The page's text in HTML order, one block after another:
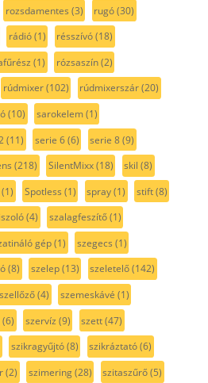
rozsdamentes (3) rugó(30)
rádió(1) résszívó(18)
(1) rózsaszín(2)
rúdmixer(102) rúdmixerszár(20)
(10) sarokelem(1)
(11) serie 6(6) serie 8(9)
(218) SilentMixx(18) skil (8)
(1) Spotless (1) spray(1) stift(8)
(4) szalagfeszítő(1)
gép(1) szegecs (1)
(8) szelep(13) szeletelő(142)
szellőző(4) szemeskávé (1)
(6) szervíz (9) szett(47)
szikragyűjtó(8) szikráztató(6)
(2) szimering(28) szitaszűrő(5)